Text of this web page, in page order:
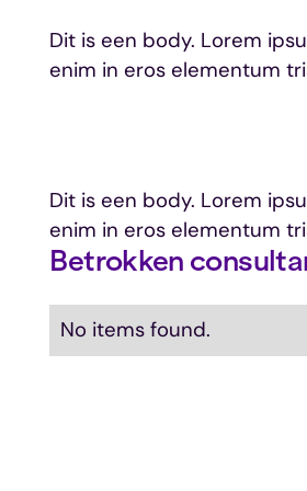
Dit is een body. Lorem
enim in eros elementum
Dit is een body. Lorem
enim in eros elementum
Betrokken
No items found.